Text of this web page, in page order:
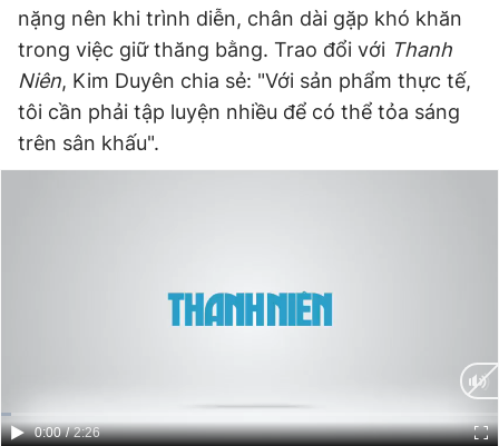
nặng nên khi trình diễn, chân dài gặp khó khăn
trong việc giữ thăng bằng. Trao đổi với Thanh
Niên, Kim Duyên chia sẻ: "Với sản phẩm thực tế,
tôi cần phải tập luyện nhiều để có thể tỏa sáng
trên sân khấu".
Current
0:00 / Duration
2:26